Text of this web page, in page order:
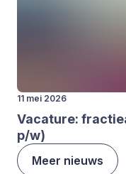
11 mei 2026
Vaca­tu­re:
p/​w)
Meer nieuws